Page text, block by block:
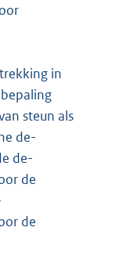
in
steun als
de-
de-
de
de